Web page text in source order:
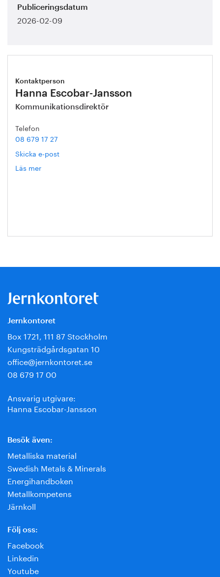
Publiceringsdatum
2026-02-09
Kontaktperson
Hanna Escobar-Jansson
Kommunikationsdirektör
Telefon
08 679 17 27
Skicka e-post
Läs mer
Jernkontoret
Box 1721, 111 87 Stockholm
Kungsträdgårdsgatan 10
office@jernkontoret.se
08 679 17 00
Ansvarig utgivare:
Hanna Escobar-Jansson
Besök även:
Metalliska material
Swedish Metals & Minerals
Energihandboken
Metallkompetens
Järnkoll
Följ oss:
Facebook
Linkedin
Youtube